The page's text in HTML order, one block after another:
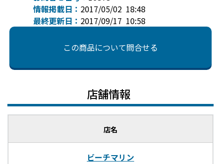
情報掲載日： 2017/05/02 18:48
最終更新日： 2017/09/17 10:58
この商品について問合せる
店舗情報
店名
ビーチマリン